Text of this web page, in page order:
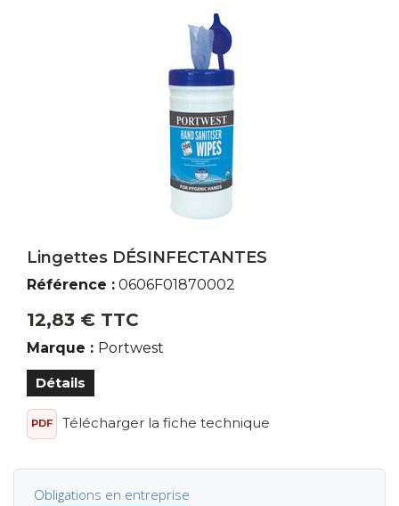
Portwest
Lingettes DÉSINFECTANTES
Référence : 0606F01870002
12,83 € TTC
Marque : Portwest
Détails
PDF Télécharger la fiche technique
Obligations en entreprise